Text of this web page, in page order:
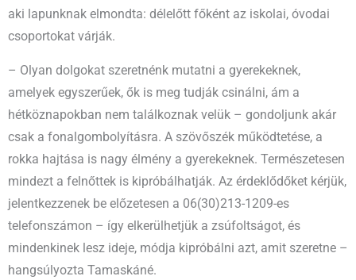
aki lapunknak elmondta: délelőtt főként az iskolai, óvodai
csoportokat várják.
– Olyan dolgokat szeretnénk mutatni a gyerekeknek,
amelyek egyszerűek, ők is meg tudják csinálni, ám a
hétköznapokban nem találkoznak velük – gondoljunk akár
csak a fonalgombolyításra. A szövőszék működtetése, a
rokka hajtása is nagy élmény a gyerekeknek. Természetesen
mindezt a felnőttek is kipróbálhatják. Az érdeklődőket kérjük,
jelentkezzenek be előzetesen a 06(30)213-1209-es
telefonszámon – így elkerülhetjük a zsúfoltságot, és
mindenkinek lesz ideje, módja kipróbálni azt, amit szeretne –
hangsúlyozta Tamaskáné.